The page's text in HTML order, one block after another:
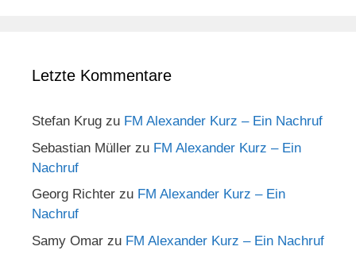
Letzte Kommentare
Stefan Krug zu FM Alexander Kurz – Ein Nachruf
Sebastian Müller zu FM Alexander Kurz – Ein
Nachruf
Georg Richter zu FM Alexander Kurz – Ein
Nachruf
Samy Omar zu FM Alexander Kurz – Ein Nachruf